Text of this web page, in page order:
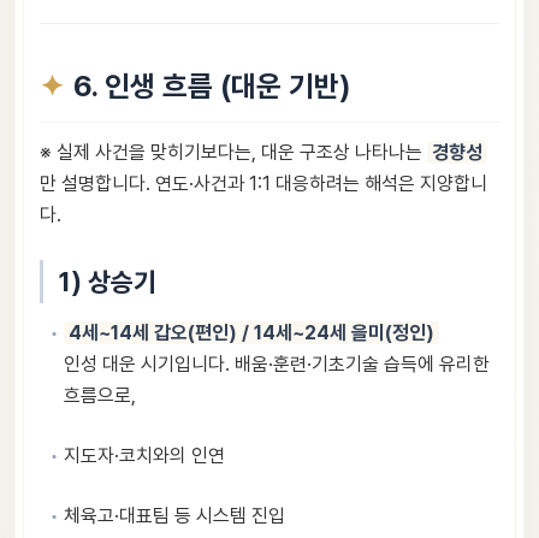
6. 인생 흐름 (대운 기반)
※ 실제 사건을 맞히기보다는, 대운 구조상 나타나는 경향성
만 설명합니다. 연도·사건과 1:1 대응하려는 해석은 지양합니
다.
1) 상승기
4세~14세 갑오(편인) / 14세~24세 을미(정인)
인성 대운 시기입니다. 배움·훈련·기초기술 습득에 유리한
흐름으로,
지도자·코치와의 인연
체육고·대표팀 등 시스템 진입